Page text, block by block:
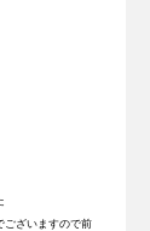
ざいますので前